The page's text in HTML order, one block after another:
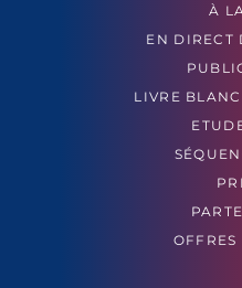
À
EN DIRECT
LIVRE
OFFRES